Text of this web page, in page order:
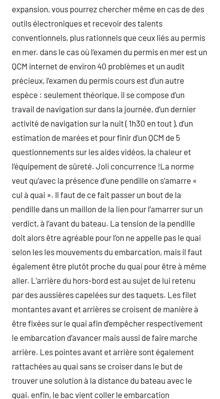
expansion, vous pourrez chercher même en cas de des
outils électroniques et recevoir des talents
conventionnels, plus rationnels que ceux liés au permis
en mer. dans le cas où l’examen du permis en mer est un
QCM internet de environ 40 problèmes et un audit
précieux, l’examen du permis cours est d’un autre
espèce : seulement théorique, il se compose d’un
travail de navigation sur dans la journée, d’un dernier
activité de navigation sur la nuit ( 1h30 en tout ), d’un
estimation de marées et pour finir d’un QCM de 5
questionnements sur les aides vidéos, la chaleur et
l’équipement de sûreté. Joli concurrence !La norme
veut qu’avec la présence d’une pendille on s’amarre «
cul à quai ». Il faut de ce fait passer un bout de la
pendille dans un maillon de la lien pour l’amarrer sur un
verdict, à l’avant du bateau. La tension de la pendille
doit alors être agréable pour l’on ne appelle pas le quai
selon les les mouvements du embarcation, mais il faut
également être plutôt proche du quai pour être à même
aller. L’arrière du hors-bord est au sujet de lui retenu
par des aussières capelées sur des taquets. Les filet
montantes avant et arrières se croisent de manière à
être fixées sur le quai afin d’empêcher respectivement
le embarcation d’avancer mais aussi de faire marche
arrière. Les pointes avant et arrière sont également
rattachées au quai sans se croiser dans le but de
trouver une solution à la distance du bateau avec le
quai. enfin, le bac vient coller le embarcation